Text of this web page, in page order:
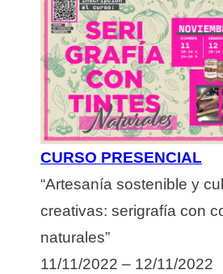
CURSO PRESENCIAL
“Artesanía sostenible y
creativas: serigrafía con
naturales”
11/11/2022 – 12/11/2022